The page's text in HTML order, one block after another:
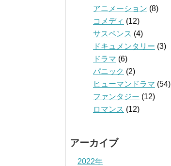
アニメーション (8)
コメディ (12)
サスペンス (4)
ドキュメンタリー (3)
ドラマ (6)
パニック (2)
ヒューマンドラマ (54)
ファンタジー (12)
ロマンス (12)
アーカイブ
2022年